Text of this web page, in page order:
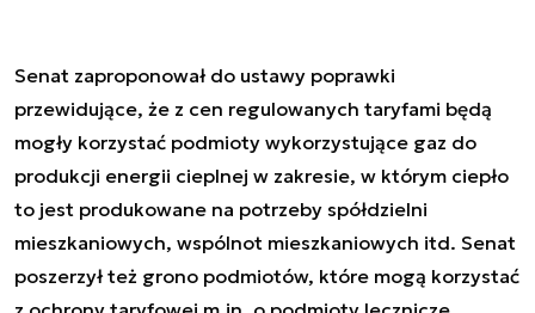
Senat zaproponował do ustawy poprawki
przewidujące, że z cen regulowanych taryfami będą
mogły korzystać podmioty wykorzystujące gaz do
produkcji energii cieplnej w zakresie, w którym ciepło
to jest produkowane na potrzeby spółdzielni
mieszkaniowych, wspólnot mieszkaniowych itd. Senat
poszerzył też grono podmiotów, które mogą korzystać